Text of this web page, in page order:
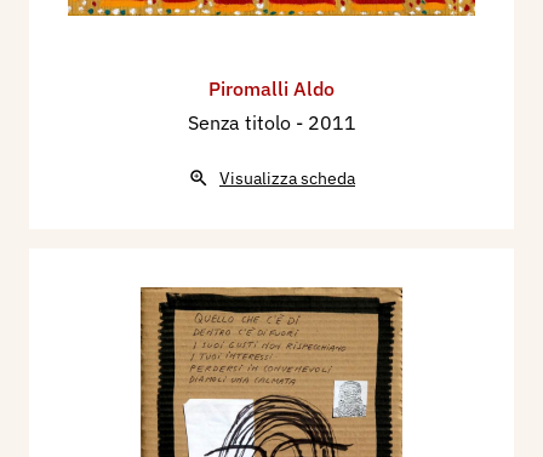
Piromalli Aldo
Senza titolo - 2011
Visualizza scheda